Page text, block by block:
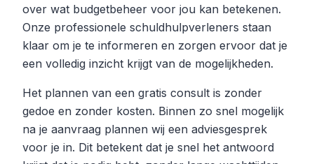
over wat budgetbeheer voor jou kan betekenen.
Onze professionele schuldhulpverleners staan
klaar om je te informeren en zorgen ervoor dat je
een volledig inzicht krijgt van de mogelijkheden.
Het plannen van een gratis consult is zonder
gedoe en zonder kosten. Binnen zo snel mogelijk
na je aanvraag plannen wij een adviesgesprek
voor je in. Dit betekent dat je snel het antwoord